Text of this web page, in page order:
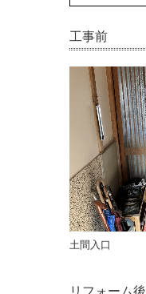
工事前
土間入口
リフォーム後